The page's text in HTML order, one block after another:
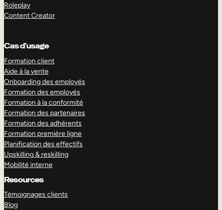
Roleplay
Content Creator
Cas d’usage
Formation client
Aide à la vente
Onboarding des employés
Formation des employés
Formation à la conformité
Formation des partenaires
Formation des adhérents
Formation première ligne
Planification des effectifs
Upskilling & reskilling
Mobilité interne
Resources
Témoignages clients
Blog